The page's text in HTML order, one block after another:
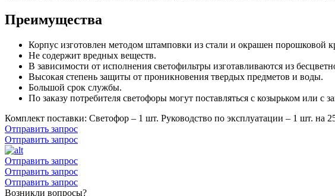
Преимущества
Корпус изготовлен методом штамповки из стали и окрашен порошковой
Не содержит вредных веществ.
В зависимости от исполнения светофильтры изготавливаются из
Высокая степень защиты от проникновения твердых предметов и воды.
Большой срок службы.
По заказу потребителя светофоры могут поставляться с козырьком или с
Комплект поставки: Светофор – 1 шт. Руководство по эксплуатации – 1 шт. на
Отправить запрос
Отправить запрос
Отправить запрос
Отправить запрос
Отправить запрос
Возникли вопросы?